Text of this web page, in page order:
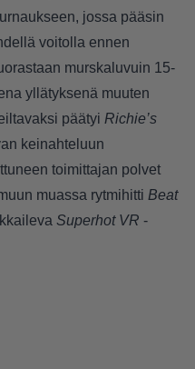
jossa pääsin
voitolla ennen
murskaluvuin 15-
yllätyksenä muuten
päätyi Richie’s
keinahteluun
toimittajan polvet
muassa rytmihitti Beat
Superhot VR -